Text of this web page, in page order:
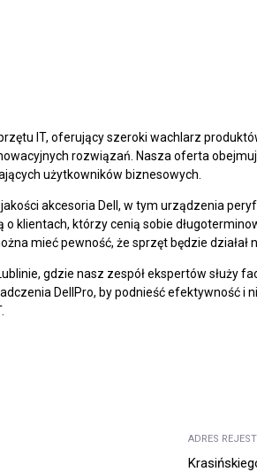
IT, oferujący szeroki wachlarz
rozwiązań. Nasza oferta
użytkowników biznesowych.
akcesoria Dell, w tym urządzenia
o klientach, którzy cenią sobie
mieć pewność, że sprzęt będzie działał
gdzie nasz zespół ekspertów służy
DellPro, by podnieść efektywność i
ADRES